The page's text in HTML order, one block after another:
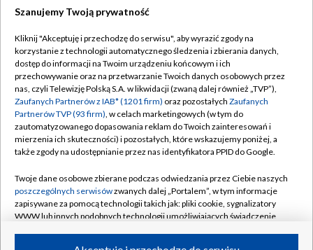
TVP
Abonament TVP
Sklep TVP
Biuro Reklamy
Oferta Handlowa
Emisja w TVP
Rada Programowa
Ogłoszenia przetargowe
Regulamin TVP
Polityka prywatności
Moje zgody
Biuro reklamy
Kanały
©2026 Telewizja Polska Spółka Akcyjna w likwidacji
Szanujemy Twoją prywatność
Kliknij "Akceptuję i przechodzę do serwisu", aby wyrazić zgody na
korzystanie z technologii automatycznego śledzenia i zbierania danych,
dostęp do informacji na Twoim urządzeniu końcowym i ich
przechowywanie oraz na przetwarzanie Twoich danych osobowych przez
nas, czyli Telewizję Polską S.A. w likwidacji (zwaną dalej również „TVP”),
Zaufanych Partnerów z IAB* (1201 firm) oraz pozostałych Zaufanych
Partnerów TVP (93 firm), w celach marketingowych (w tym do
zautomatyzowanego dopasowania reklam do Twoich zainteresowań i
mierzenia ich skuteczności) i pozostałych, które wskazujemy poniżej, a
także zgody na udostępnianie przez nas identyfikatora PPID do Google.
Twoje dane osobowe zbierane podczas odwiedzania przez Ciebie naszych
poszczególnych serwisówzwanych dalej „Portalem”, w tym informacje
zapisywane za pomocą technologii takich jak: pliki cookie, sygnalizatory
WWW lub innych podobnych technologii umożliwiających świadczenie